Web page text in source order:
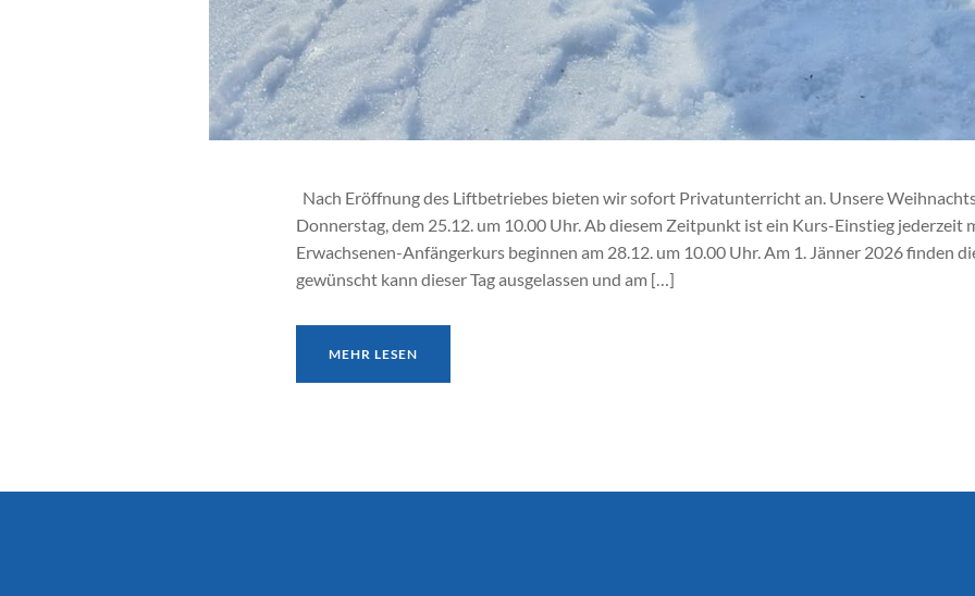
Nach Eröffnung des Liftbetriebes bieten wir sofort Privatunterricht an. Unsere
Donnerstag, dem 25.12. um 10.00 Uhr. Ab diesem Zeitpunkt ist ein Kurs-Einstieg jederzeit
Erwachsenen-Anfängerkurs beginnen am 28.12. um 10.00 Uhr. Am 1. Jänner 2026 finden
gewünscht kann dieser Tag ausgelassen und am […]
MEHR LESEN